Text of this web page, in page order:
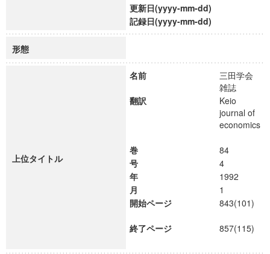
更新日(yyyy-mm-dd)
記録日(yyyy-mm-dd)
形態
上位タイトル
名前
三田学会
雑誌
翻訳
Keio
journal of
economics
巻
84
号
4
年
1992
月
1
開始ページ
843(101)
終了ページ 857(115)